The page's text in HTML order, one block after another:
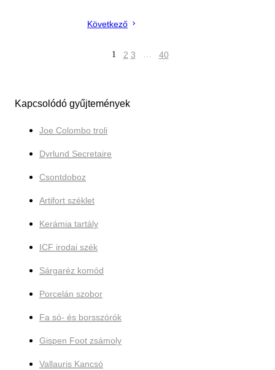
Következő
1 2 3 … 40
Kapcsolódó gyűjtemények
Joe Colombo troli
Dyrlund Secretaire
Csontdoboz
Artifort széklet
Kerámia tartály
ICF irodai szék
Sárgaréz komód
Porcelán szobor
Fa só- és borsszórók
Gispen Foot zsámoly
Vallauris Kancsó